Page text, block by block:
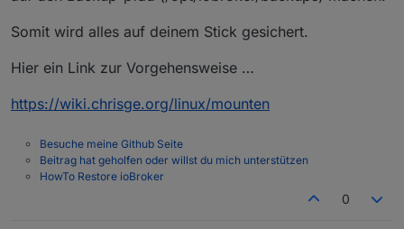
Somit wird alles auf deinem Stick gesichert.
Hier ein Link zur Vorgehensweise …
https://wiki.chrisge.org/linux/mounten
Besuche meine Github Seite
Beitrag hat geholfen oder willst du mich unterstützen
HowTo Restore ioBroker
0